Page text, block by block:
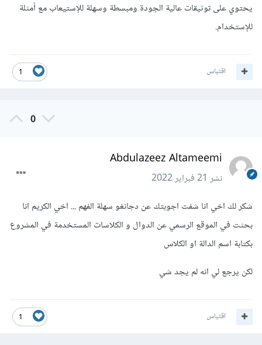
يحتوي على توثيقات عالية الجودة ومبسطة وسهلة للإستيعاب مع أمثلة
للإستخدام.
1 اقتباس
0
Abdulazeez Altameemi
نشر21 فبراير 2022
شكر لك اخي انا شفت اجوبتك عن دجانغو سهلة الفهم ... اخي الكريم انا
بحثت في الموقع الرسمي عن الدوال و الكلاسات المستخدمة في المشروع
بكتابة اسم الدالة او الكلاس
لكن يرجع لي انه لم يجد شي
1 اقتباس